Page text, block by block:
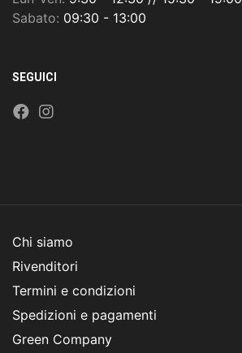
Sabato: 09:30 - 13:00
SEGUICI
Chi siamo
Rivenditori
Termini e condizioni
Spedizioni e pagamenti
Green Company